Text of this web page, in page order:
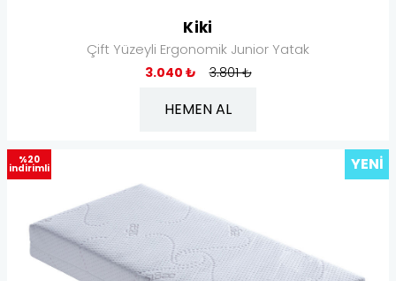
Kiki
Çift Yüzeyli Ergonomik Junior Yatak
3.040 ₺ 3.801 ₺
HEMEN AL
YENI
%20
indirimli